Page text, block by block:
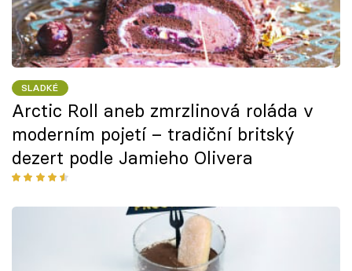
SLADKÉ
Arctic Roll aneb zmrzlinová roláda v
moderním pojetí – tradiční britský
dezert podle Jamieho Olivera